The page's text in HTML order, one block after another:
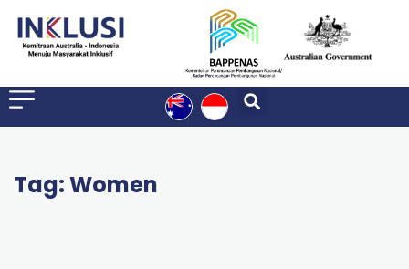
Tag: Women